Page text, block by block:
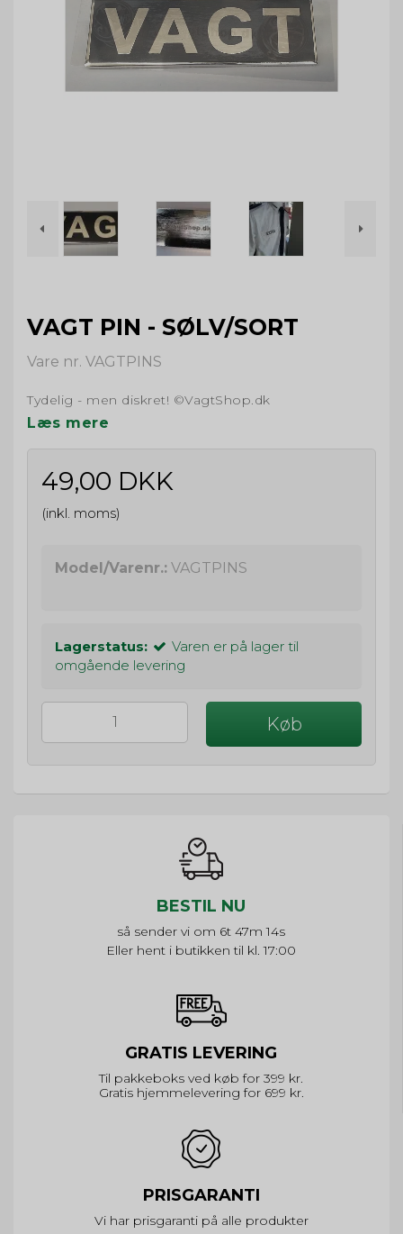
VAGT PIN - SØLV/SORT
Vare nr. VAGTPINS
Tydelig - men diskret! ©VagtShop.dk
Læs mere
49,00 DKK
(inkl. moms)
Model/Varenr.: VAGTPINS
Lagerstatus:
Varen er på lager til
omgående levering
Køb
BESTIL NU
så sender vi om 6t 47m 13s
Eller hent i butikken til kl. 17:00
GRATIS LEVERING
Til pakkeboks ved køb for 399 kr.
Gratis hjemmelevering for 699 kr.
PRISGARANTI
Vi har prisgaranti på alle produkter